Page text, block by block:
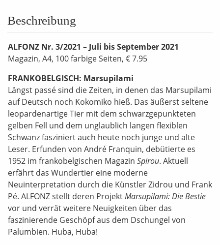
Beschreibung
ALFONZ Nr. 3/2021 – Juli bis September 2021
Magazin, A4, 100 farbige Seiten, € 7.95
FRANKOBELGISCH: Marsupilami
Längst passé sind die Zeiten, in denen das Marsupilami
auf Deutsch noch Kokomiko hieß. Das äußerst seltene
leopardenartige Tier mit dem schwarzgepunkteten
gelben Fell und dem unglaublich langen flexiblen
Schwanz fasziniert auch heute noch junge und alte
Leser. Erfunden von André Franquin, debütierte es
1952 im frankobelgischen Magazin Spirou. Aktuell
erfährt das Wundertier eine moderne
Neuinterpretation durch die Künstler Zidrou und Frank
Pé. ALFONZ stellt deren ProjektMarsupilami: Die Bestie
vor und verrät weitere Neuigkeiten über das
faszinierende Geschöpf aus dem Dschungel von
Palumbien. Huba, Huba!